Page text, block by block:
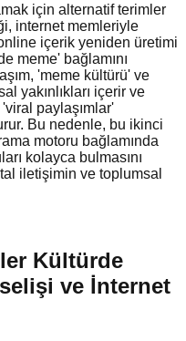
için alternatif terimler
internet memleriyle
içerik yeniden üretimi
meme' bağlamını
'meme kültürü' ve
yakınlıkları içerir ve
paylaşımlar'
Bu nedenle, bu ikinci
motoru bağlamında
kolayca bulmasını
iletişimin ve toplumsal
Kültürde
ve İnternet